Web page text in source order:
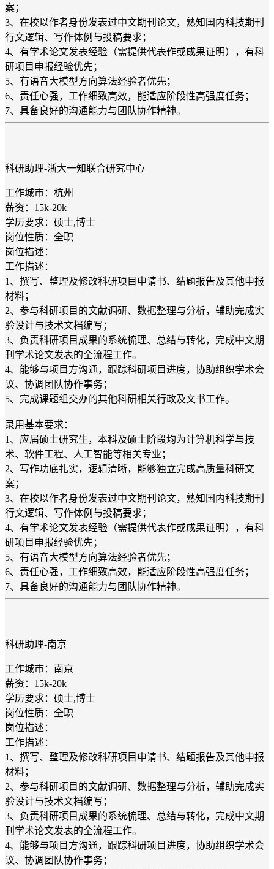
案；
3、在校以作者身份发表过中文期刊论文，熟知国内科技期刊
行文逻辑、写作体例与投稿要求；
4、有学术论文发表经验（需提供代表作或成果证明），有科
研项目申报经验优先；
5、有语音大模型方向算法经验者优先；
6、责任心强，工作细致高效，能适应阶段性高强度任务；
7、具备良好的沟通能力与团队协作精神。
科研助理-浙大一知联合研究中心
工作城市：杭州
薪资：15k-20k
学历要求：硕士,博士
岗位性质：全职
岗位描述：
工作描述：
1、撰写、整理及修改科研项目申请书、结题报告及其他申报
材料；
2、参与科研项目的文献调研、数据整理与分析，辅助完成实
验设计与技术文档编写；
3、负责科研项目成果的系统梳理、总结与转化，完成中文期
刊学术论文发表的全流程工作。
4、能够与项目方沟通，跟踪科研项目进度，协助组织学术会
议、协调团队协作事务；
5、完成课题组交办的其他科研相关行政及文书工作。
录用基本要求：
1、应届硕士研究生，本科及硕士阶段均为计算机科学与技
术、软件工程、人工智能等相关专业；
2、写作功底扎实，逻辑清晰，能够独立完成高质量科研文
案；
3、在校以作者身份发表过中文期刊论文，熟知国内科技期刊
行文逻辑、写作体例与投稿要求；
4、有学术论文发表经验（需提供代表作或成果证明），有科
研项目申报经验优先；
5、有语音大模型方向算法经验者优先；
6、责任心强，工作细致高效，能适应阶段性高强度任务；
7、具备良好的沟通能力与团队协作精神。
科研助理-南京
工作城市：南京
薪资：15k-20k
学历要求：硕士,博士
岗位性质：全职
岗位描述：
工作描述：
1、撰写、整理及修改科研项目申请书、结题报告及其他申报
材料；
2、参与科研项目的文献调研、数据整理与分析，辅助完成实
验设计与技术文档编写；
3、负责科研项目成果的系统梳理、总结与转化，完成中文期
刊学术论文发表的全流程工作。
4、能够与项目方沟通，跟踪科研项目进度，协助组织学术会
议、协调团队协作事务；